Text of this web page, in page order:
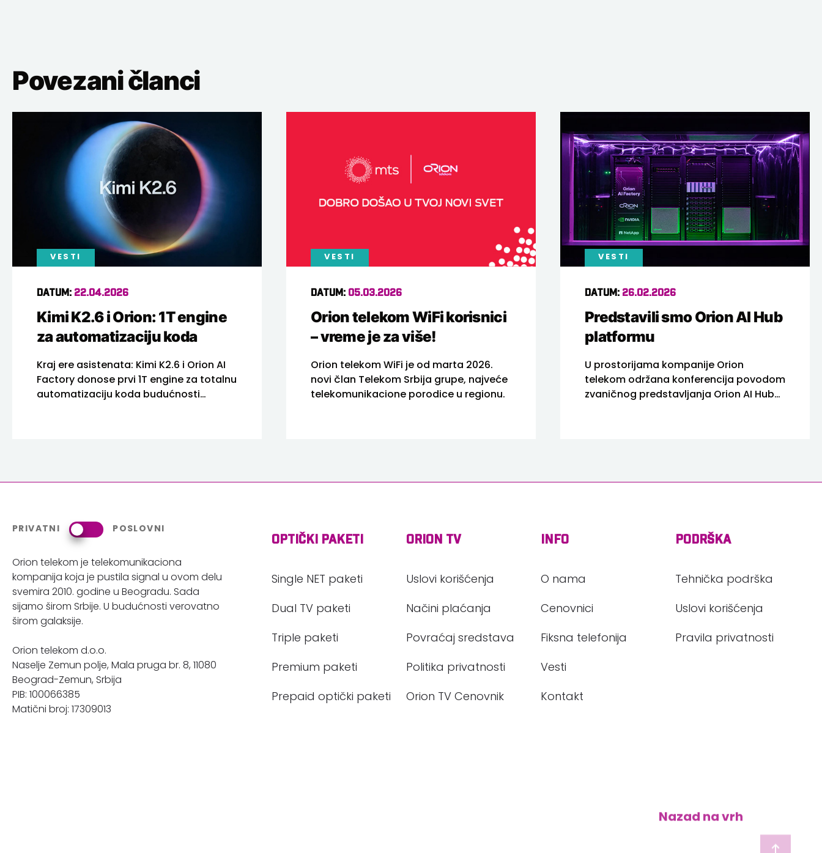
Povezani članci
VESTI
DATUM: 22.04.2026
Kimi K2.6 i Orion: 1T engine
za automatizaciju koda
Kraj ere asistenata: Kimi K2.6 i Orion AI
Factory donose prvi 1T engine za totalnu
automatizaciju koda budućnosti
VESTI
DATUM: 05.03.2026
Orion telekom WiFi korisnici
– vreme je za više!
Orion telekom WiFi je od marta 2026.
novi član Telekom Srbija grupe, najveće
telekomunikacione porodice u regionu.
VESTI
DATUM: 26.02.2026
Predstavili smo Orion AI Hub
platformu
U prostorijama kompanije Orion
telekom održana konferencija povodom
zvaničnog predstavljanja Orion AI Hub
PRIVATNI POSLOVNI
Orion telekom je telekomunikaciona
kompanija koja je pustila signal u ovom delu
svemira 2010. godine u Beogradu. Sada
sijamo širom Srbije. U budućnosti verovatno
širom galaksije.
Orion telekom d.o.o.
Naselje Zemun polje, Mala pruga br. 8, 11080
Beograd-Zemun, Srbija
PIB: 100066385
Matični broj: 17309013
OPTIČKI PAKETI
Single NET paketi
Dual TV paketi
Triple paketi
Premium paketi
Prepaid optički paketi
ORION TV
Uslovi korišćenja
Načini plaćanja
Povraćaj sredstava
Politika privatnosti
Orion TV Cenovnik
INFO
O nama
Cenovnici
Fiksna telefonija
Vesti
Kontakt
PODRŠKA
Tehnička podrška
Uslovi korišćenja
Pravila privatnosti